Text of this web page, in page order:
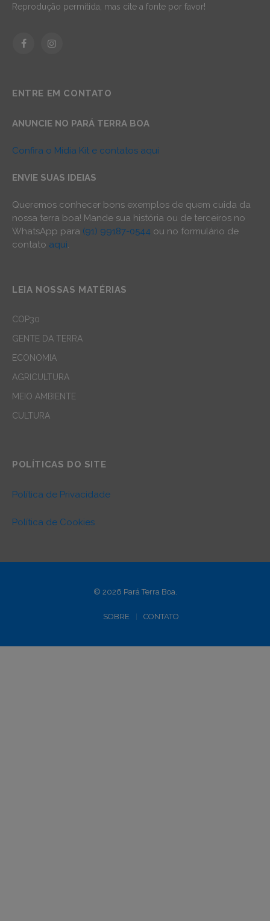
Reprodução permitida, mas cite a fonte por favor!
FacebookInstagram
ENTRE EM CONTATO
ANUNCIE NO PARÁ TERRA BOA
Confira o Mídia Kit e contatos aqui
ENVIE SUAS IDEIAS
Queremos conhecer bons exemplos de quem cuida da
nossa terra boa! Mande sua história ou de terceiros no
WhatsApp para (91) 99187-0544 ou no formulário de
contato aqui.
LEIA NOSSAS MATÉRIAS
COP30
GENTE DA TERRA
ECONOMIA
AGRICULTURA
MEIO AMBIENTE
CULTURA
POLÍTICAS DO SITE
Política de Privacidade
Política de Cookies
© 2026 Pará Terra Boa.
SOBRE CONTATO